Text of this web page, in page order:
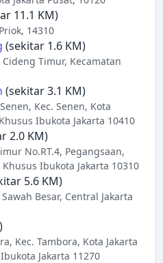
11.1 KM)
14310
(sekitar 1.6 KM)
Cideng Timur, Kecamatan
(sekitar 3.1 KM)
Kec. Senen, Kota
Ibukota Jakarta 10410
2.0 KM)
No.RT.4, Pegangsaan,
Ibukota Jakarta 10310
5.6 KM)
Besar, Central Jakarta
Kec. Tambora, Kota Jakarta
Jakarta 11270